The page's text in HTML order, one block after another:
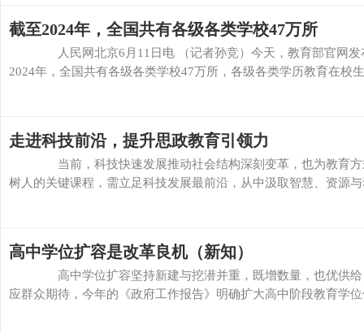
截至2024年，全国共有各级各类学校47万所
人民网北京6月11日电 （记者孙竞）今天，教育部官网发
2024年，全国共有各级各类学校47万所，各级各类学历教育在校
走进科技前沿，提升思政教育引领力
当前，科技快速发展推动社会结构深刻变革，也为教育方
树人的关键课程，需立足科技发展最前沿，从中汲取智慧、资源
高中学位扩容是改革良机（新知）
高中学位扩容坚持新建与挖潜并重，既增数量，也优供
应群众期待，今年的《政府工作报告》明确扩大高中阶段教育学